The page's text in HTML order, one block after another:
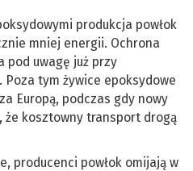
produkcja powłok
mniej energii. Ochrona
pod uwagę już przy
tym żywice epoksydowe
Europą, podczas gdy nowy
kosztowny transport drogą
producenci powłok omijają w